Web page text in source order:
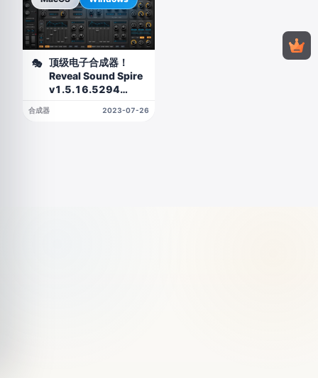
🎭 顶级电子合成器！
Reveal Sound Spire
v1.5.16.5294
合成器 2023-07-26